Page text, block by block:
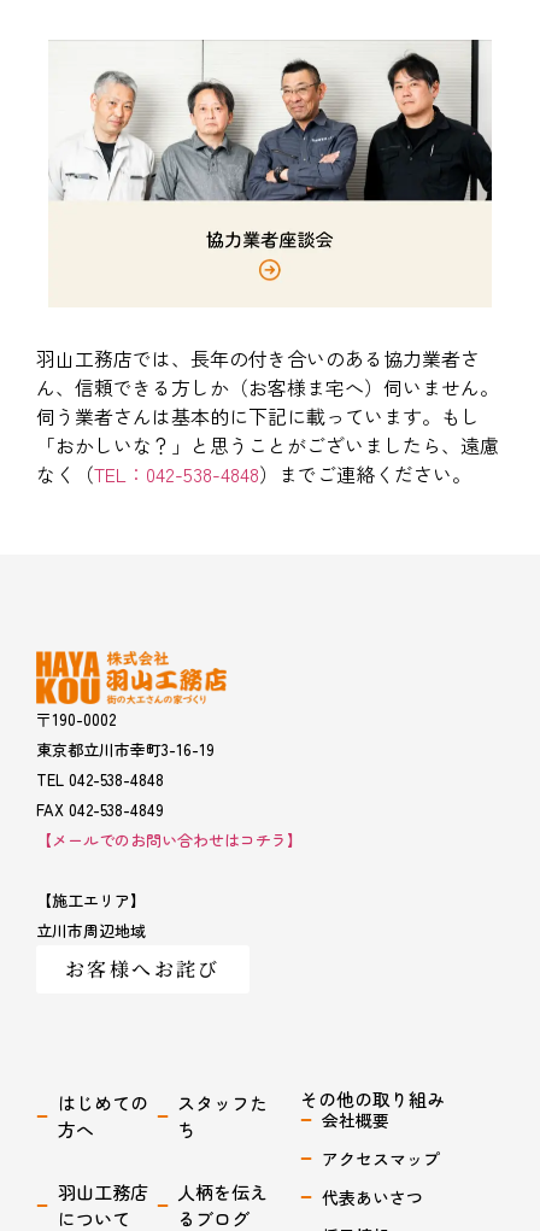
羽山工務店では、長年の付き合いのある協力業者さ
ん、信頼できる方しか（お客様ま宅へ）伺いません。
伺う業者さんは基本的に下記に載っています。もし
「おかしいな？」と思うことがございましたら、遠慮
なく（TEL：042-538-4848）までご連絡ください。
〒190-0002
東京都立川市幸町3-16-19
TEL 042-538-4848
FAX 042-538-4849
【メールでのお問い合わせはコチラ】
【施工エリア】
立川市周辺地域
お客様へお詫び
はじめての
方へ
羽山工務店
について
スタッフた
ち
人柄を伝え
るブログ
その他の取り組み
会社概要
アクセスマップ
代表あいさつ